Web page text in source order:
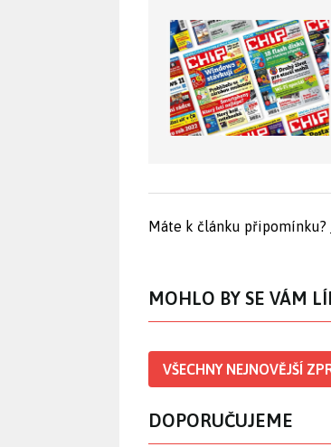
Máte k článku připomínku?
MOHLO BY SE VÁM
VŠECHNY NEJNOVĚJŠÍ
DOPORUČUJEME